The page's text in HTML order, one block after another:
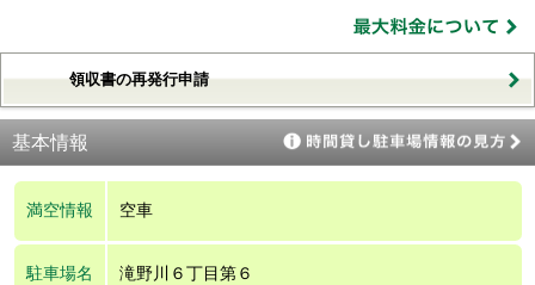
領収書の再発行申請
基本情報
満空情報 空車
駐車場名 滝野川６丁目第６